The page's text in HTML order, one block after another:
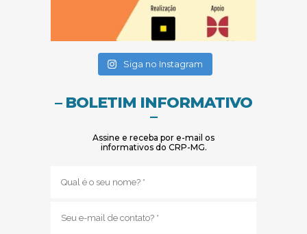
Siga no Instagram
– BOLETIM INFORMATIVO
–
Assine e receba por e-mail os
informativos do CRP-MG.
mail